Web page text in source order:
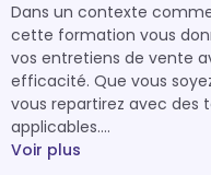
Dans un contexte
cette formation vous
vos entretiens de vente
efficacité. Que vous
vous repartirez avec
applicables.
Voir plus